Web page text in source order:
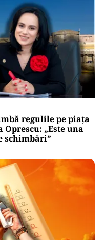
regulile pe piața
„Este una
schimbări”